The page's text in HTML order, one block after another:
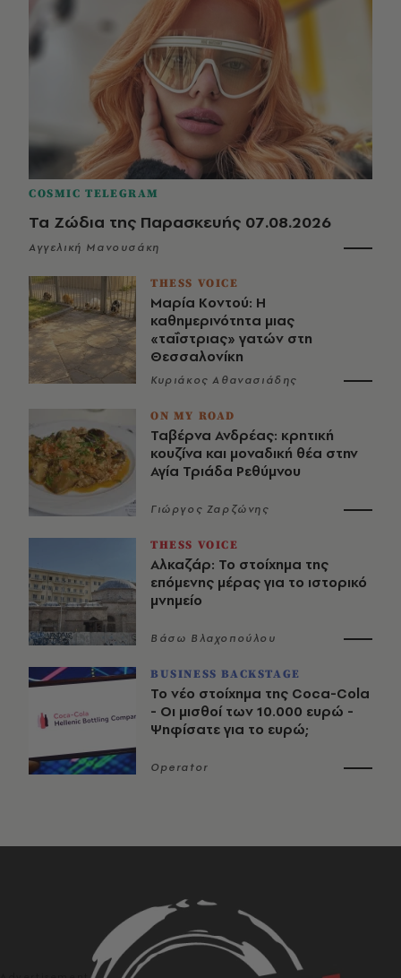
COSMIC TELEGRAM
Τα Ζώδια της Παρασκευής 07.08.2026
Αγγελική Μανουσάκη
THESS VOICE
Μαρία Κοντού: Η
καθημερινότητα μιας
«ταΐστριας» γατών στη
Θεσσαλονίκη
Κυριάκος Αθανασιάδης
ON MY ROAD
Ταβέρνα Ανδρέας: κρητική
κουζίνα και μοναδική θέα στην
Αγία Τριάδα Ρεθύμνου
Γιώργος Ζαρζώνης
THESS VOICE
Αλκαζάρ: Το στοίχημα της
επόμενης μέρας για το ιστορικό
μνημείο
Βάσω Βλαχοπούλου
BUSINESS BACKSTAGE
Το νέο στοίχημα της Coca-Cola
- Οι μισθοί των 10.000 ευρώ -
Ψηφίσατε για το ευρώ;
Operator